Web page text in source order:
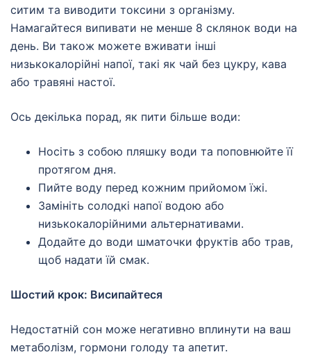
ситим та виводити токсини з організму.
Намагайтеся випивати не менше 8 склянок води на
день. Ви також можете вживати інші
низькокалорійні напої, такі як чай без цукру, кава
або травяні настої.
Ось декілька порад, як пити більше води:
Носіть з собою пляшку води та поповнюйте її
протягом дня.
Пийте воду перед кожним прийомом їжі.
Замініть солодкі напої водою або
низькокалорійними альтернативами.
Додайте до води шматочки фруктів або трав,
щоб надати їй смак.
Шостий крок: Висипайтеся
Недостатній сон може негативно вплинути на ваш
метаболізм, гормони голоду та апетит.